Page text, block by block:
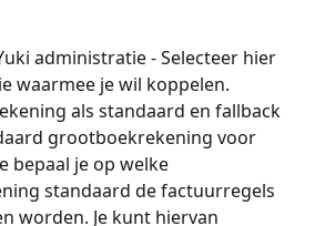
administratie - Selecteer hier
waarmee je wil koppelen.
als standaard en fallback
grootboekrekening voor
bepaal je op welke
standaard de factuurregels
worden. Je kunt hiervan